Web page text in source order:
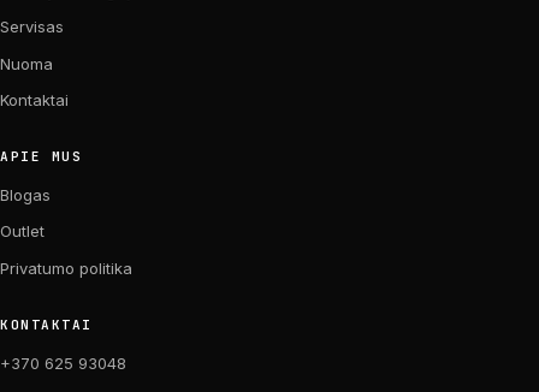
Servisas
Nuoma
Kontaktai
APIE MUS
Blogas
Outlet
Privatumo politika
KONTAKTAI
+370 625 93048